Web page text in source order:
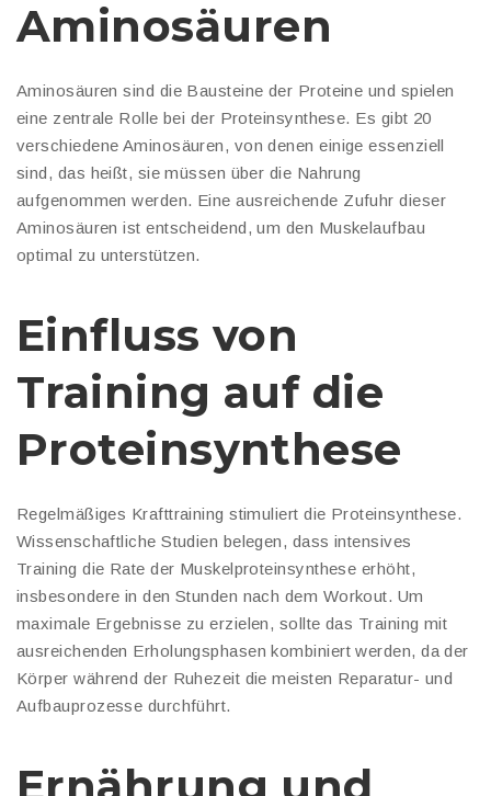
Aminosäuren
Aminosäuren sind die Bausteine der Proteine und spielen
eine zentrale Rolle bei der Proteinsynthese. Es gibt 20
verschiedene Aminosäuren, von denen einige essenziell
sind, das heißt, sie müssen über die Nahrung
aufgenommen werden. Eine ausreichende Zufuhr dieser
Aminosäuren ist entscheidend, um den Muskelaufbau
optimal zu unterstützen.
Einfluss von
Training auf die
Proteinsynthese
Regelmäßiges Krafttraining stimuliert die Proteinsynthese.
Wissenschaftliche Studien belegen, dass intensives
Training die Rate der Muskelproteinsynthese erhöht,
insbesondere in den Stunden nach dem Workout. Um
maximale Ergebnisse zu erzielen, sollte das Training mit
ausreichenden Erholungsphasen kombiniert werden, da der
Körper während der Ruhezeit die meisten Reparatur- und
Aufbauprozesse durchführt.
Ernährung und